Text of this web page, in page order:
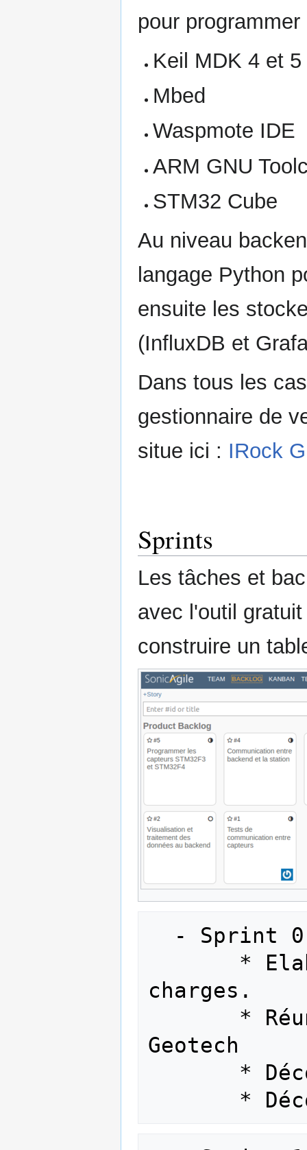
pour
Keil MDK 4 et
Mbed
Waspmote IDE
ARM GNU
STM32 Cube
Au niveau
langage Python
ensuite les
(InfluxDB et
Dans tous les
gestionnaire de
situe ici : IRock
Sprints
Les tâches et
avec l'outil
construire un
charges.
Geotech